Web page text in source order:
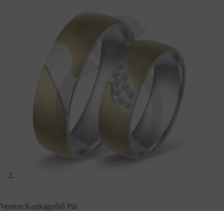
Verdon Karikagyűrű Pár